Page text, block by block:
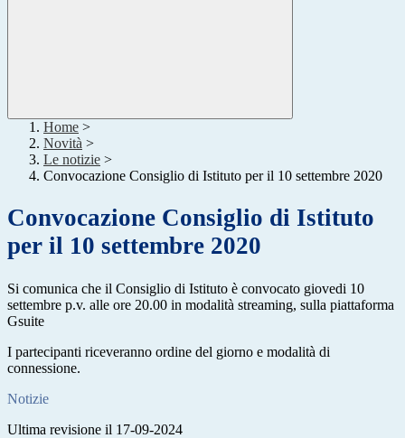
Home >
Novità >
Le notizie >
Convocazione Consiglio di Istituto per il 10 settembre 2020
Convocazione Consiglio di Istituto
per il 10 settembre 2020
Si comunica che il Consiglio di Istituto è convocato giovedi 10
settembre p.v. alle ore 20.00 in modalità streaming, sulla piattaforma
Gsuite
I partecipanti riceveranno ordine del giorno e modalità di
connessione.
Notizie
Ultima revisione il 17-09-2024